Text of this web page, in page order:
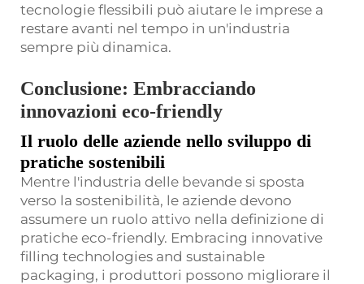
tecnologie flessibili può aiutare le imprese a
restare avanti nel tempo in un'industria
sempre più dinamica.
Conclusione: Embracciando
innovazioni eco-friendly
Il ruolo delle aziende nello sviluppo di
pratiche sostenibili
Mentre l'industria delle bevande si sposta
verso la sostenibilità, le aziende devono
assumere un ruolo attivo nella definizione di
pratiche eco-friendly. Embracing innovative
filling technologies and sustainable
packaging, i produttori possono migliorare il